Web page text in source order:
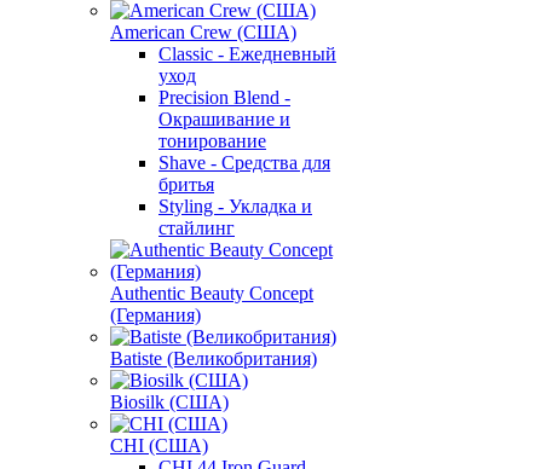
American Crew (США)
Classic - Ежедневный
уход
Precision Blend -
Окрашивание и
тонирование
Shave - Средства для
бритья
Styling - Укладка и
стайлинг
Authentic Beauty Concept
(Германия)
Batiste (Великобритания)
Biosilk (США)
CHI (США)